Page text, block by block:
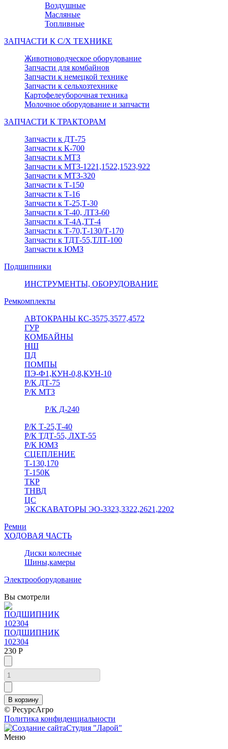
Воздушные
Масляные
Топливные
ЗАПЧАСТИ К С/Х ТЕХНИКЕ
Животноводческое оборудование
Запчасти для комбайнов
Запчасти к немецкой технике
Запчасти к сельхозтехнике
Картофелеуборочная техника
Молочное оборудование и запчасти
ЗАПЧАСТИ К ТРАКТОРАМ
Запчасти к ДТ-75
Запчасти к К-700
Запчасти к МТЗ
Запчасти к МТЗ-1221,1522,1523,922
Запчасти к МТЗ-320
Запчасти к Т-150
Запчасти к Т-16
Запчасти к Т-25,Т-30
Запчасти к Т-40, ЛТЗ-60
Запчасти к Т-4А,ТТ-4
Запчасти к Т-70,Т-130/Т-170
Запчасти к ТДТ-55,ТЛТ-100
Запчасти к ЮМЗ
Подшипники
ИНСТРУМЕНТЫ, ОБОРУДОВАНИЕ
Ремкомплекты
АВТОКРАНЫ КС-3575,3577,4572
ГУР
КОМБАЙНЫ
НШ
ПД
ПОМПЫ
ПЭ-Ф1,КУН-0,8,КУН-10
Р/К ДТ-75
Р/К МТЗ
Р/К Д-240
Р/К Т-25,Т-40
Р/К ТДТ-55, ЛХТ-55
Р/К ЮМЗ
СЦЕПЛЕНИЕ
Т-130,170
Т-150К
ТКР
ТНВД
ЦС
ЭКСКАВАТОРЫ ЭО-3323,3322,2621,2202
Ремни
ХОДОВАЯ ЧАСТЬ
Диски колесные
Шины,камеры
Электрооборудование
Вы смотрели
ПОДШИПНИК
102304
230 Р
© РесурсАгро
Политика конфиденциальности
Студия "Ларой"
Меню